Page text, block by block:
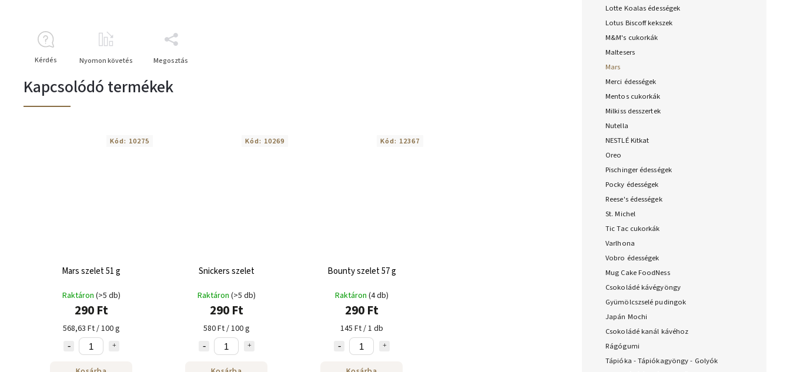
Lotte Koalas édességek
Lotus Biscoff kekszek
M&M's cukorkák
Maltesers
Mars
Merci édességek
Mentos cukorkák
Milkiss desszertek
Nutella
NESTLÉ Kitkat
Oreo
Pischinger édességek
Pocky édességek
Reese's édességek
St. Michel
Tic Tac cukorkák
Varlhona
Vobro édességek
Mug Cake FoodNess
Csokoládé kávégyöngy
Gyümölcszselé pudingok
Japán Mochi
Csokoládé kanál kávéhoz
Rágógumi
Tápióka - Tápiókagyöngy - Golyók
Kérdés Nyomon követés Megosztás
Kapcsolódó termékek
Mars szelet 51 g
Raktáron (>5 db)
290 Ft
568,63 Ft / 100 g
Kód: 10275
Snickers szelet
Raktáron (>5 db)
290 Ft
580 Ft / 100 g
Kód: 10269
Bounty szelet 57 g
Raktáron (4 db)
290 Ft
145 Ft / 1 db
Kód: 12367